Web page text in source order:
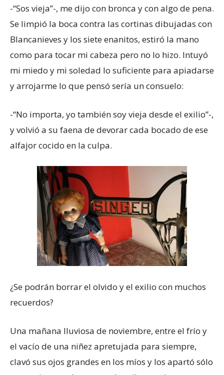
-“Sos vieja”-, me dijo con bronca y con algo de pena.
Se limpió la boca contra las cortinas dibujadas con
Blancanieves y los siete enanitos, estiró la mano
como para tocar mi cabeza pero no lo hizo. Intuyó
mi miedo y mi soledad lo suficiente para apiadarse
y arrojarme lo que pensó sería un consuelo:
-“No importa, yo también soy vieja desde el exilio”-,
y volvió a su faena de devorar cada bocado de ese
alfajor cocido en la culpa.
¿Se podrán borrar el olvido y el exilio con muchos
recuerdos?
Una mañana lluviosa de noviembre, entre el frío y
el vacío de una niñez apretujada para siempre,
clavó sus ojos grandes en los míos y los apartó sólo